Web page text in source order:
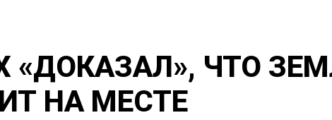
ЧТО
НА МЕСТЕ